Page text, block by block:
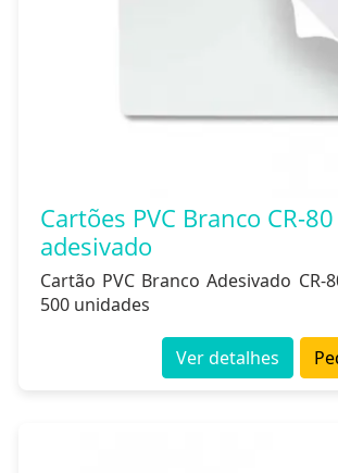
Cartões PVC Branco CR-80
adesivado
Cartão PVC Branco Adesivado CR-
500 unidades
Ver detalhes